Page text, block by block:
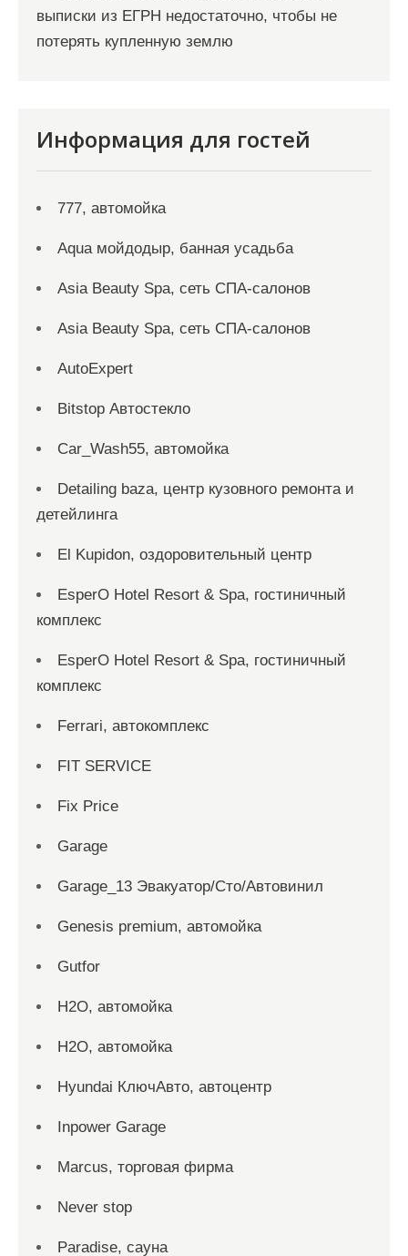
выписки из ЕГРН недостаточно, чтобы не
потерять купленную землю
Информация для гостей
777, автомойка
Aqua мойдодыр, банная усадьба
Asia Beauty Spa, сеть СПА-салонов
Asia Beauty Spa, сеть СПА-салонов
AutoExpert
Bitstop Автостекло
Car_Wash55, автомойка
Detailing baza, центр кузовного ремонта и
детейлинга
El Kupidon, оздоровительный центр
EsperO Hotel Resort & Spa, гостиничный
комплекс
EsperO Hotel Resort & Spa, гостиничный
комплекс
Ferrari, автокомплекс
FIT SERVICE
Fix Price
Garage
Garage_13 Эвакуатор/Сто/Автовинил
Genesis premium, автомойка
Gutfor
H2O, автомойка
H2O, автомойка
Hyundai КлючАвто, автоцентр
Inpower Garage
Marcus, торговая фирма
Never stop
Paradise, сауна